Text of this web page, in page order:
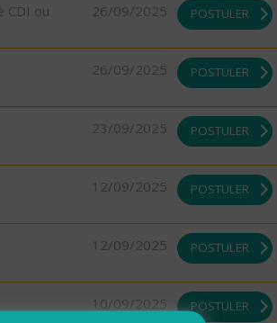
CDI ou
26/09/2025 POSTULER
26/09/2025 POSTULER
23/09/2025 POSTULER
12/09/2025 POSTULER
12/09/2025 POSTULER
10/09/2025 POSTULER